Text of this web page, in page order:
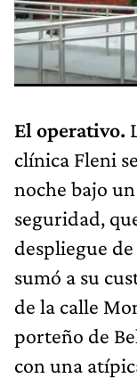
El operativo.
clínica Fleni
noche bajo
seguridad,
despliegue
sumó a su
de la calle
porteño de
con una